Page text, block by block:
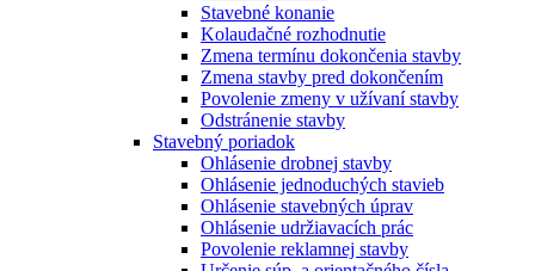
Stavebné konanie
Kolaudačné rozhodnutie
Zmena termínu dokončenia stavby
Zmena stavby pred dokončením
Povolenie zmeny v užívaní stavby
Odstránenie stavby
Stavebný poriadok
Ohlásenie drobnej stavby
Ohlásenie jednoduchých stavieb
Ohlásenie stavebných úprav
Ohlásenie udržiavacích prác
Povolenie reklamnej stavby